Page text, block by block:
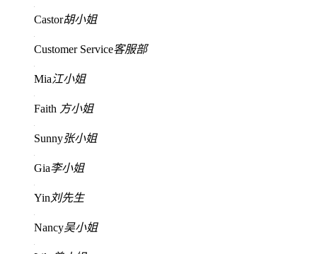
Castor胡小姐
Customer Service客服部
Mia江小姐
Faith 方小姐
Sunny张小姐
Gia李小姐
Yin 刘先生
Nancy吴小姐